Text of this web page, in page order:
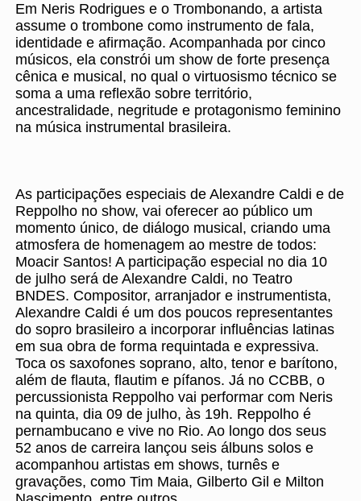
Em Neris Rodrigues e o Trombonando, a artista
assume o trombone como instrumento de fala,
identidade e afirmação. Acompanhada por cinco
músicos, ela constrói um show de forte presença
cênica e musical, no qual o virtuosismo técnico se
soma a uma reflexão sobre território,
ancestralidade, negritude e protagonismo feminino
na música instrumental brasileira.
As participações especiais de Alexandre Caldi e de
Reppolho no show, vai oferecer ao público um
momento único, de diálogo musical, criando uma
atmosfera de homenagem ao mestre de todos:
Moacir Santos! A participação especial no dia 10
de julho será de Alexandre Caldi, no Teatro
BNDES. Compositor, arranjador e instrumentista,
Alexandre Caldi é um dos poucos representantes
do sopro brasileiro a incorporar influências latinas
em sua obra de forma requintada e expressiva.
Toca os saxofones soprano, alto, tenor e barítono,
além de flauta, flautim e pífanos. Já no CCBB, o
percussionista Reppolho vai performar com Neris
na quinta, dia 09 de julho, às 19h. Reppolho é
pernambucano e vive no Rio. Ao longo dos seus
52 anos de carreira lançou seis álbuns solos e
acompanhou artistas em shows, turnês e
gravações, como Tim Maia, Gilberto Gil e Milton